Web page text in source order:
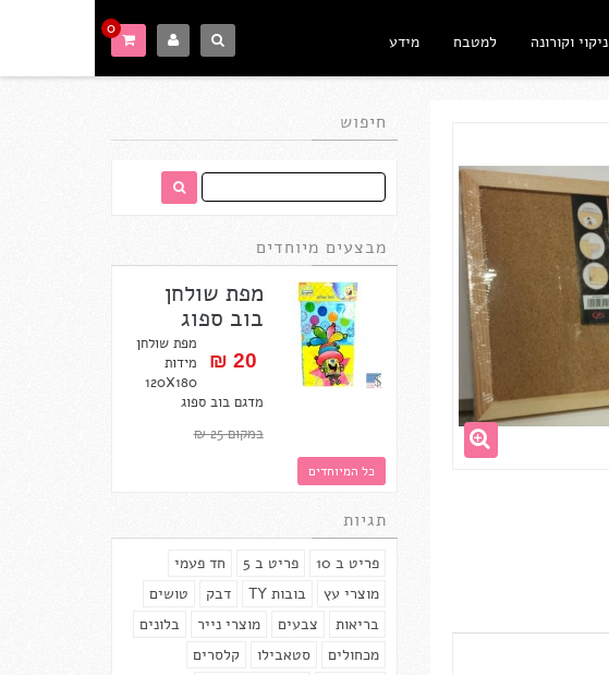
וקורונה למטבח מידע
0
חיפוש
מבצעים מיוחדים
מפת שולחן
בוב ספוג
20 ₪‎
מפת שולחן
מידות
120X180
מדגם בוב ספוג
במקום 25 ₪‎
כל המיוחדים
תגיות
פריט ב 10 פריט ב 5
חד פעמי
מוצרי עץ
בובות TY דבק
טושים
בריאות
צבעים מוצרי נייר
בלונים
מכחולים
סטאבילו
קלסרים